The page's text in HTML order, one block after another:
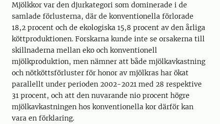
Mjölkkor var den djurkategori som dominerade i de
samlade förlusterna, där de konventionella förlorade
18,2 procent och de ekologiska 15,8 procent av den årliga
köttproduktionen. Forskarna kunde inte se orsakerna till
skillnaderna mellan eko och konventionell
mjölkproduktion, men nämner att både mjölkavkastning
och nötköttsförluster för honor av mjölkras har ökat
parallellt under perioden 2002-2021 med 28 respektive
31 procent, och att den nuvarande nio procent högre
mjölkavkastningen hos konventionella kor därför kan
vara en förklaring.